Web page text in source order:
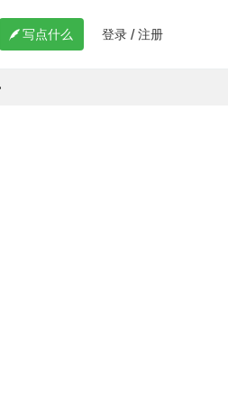
 写点什么 登录 / 注册